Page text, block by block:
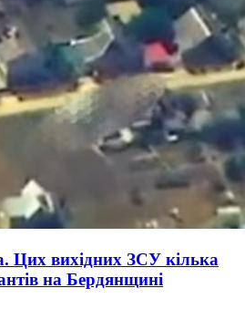
Цих вихідних ЗСУ кілька
на Бердянщині